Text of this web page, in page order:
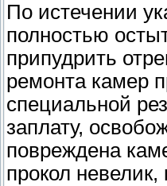
По истечении
полностью
припудрить
ремонта камер
специальной
заплату,
повреждена
прокол